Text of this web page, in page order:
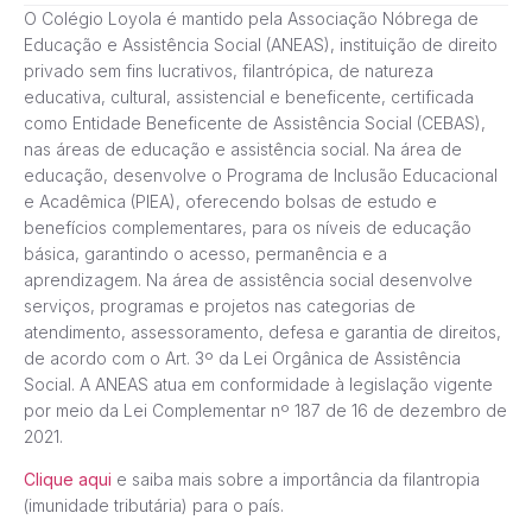
O Colégio Loyola é mantido pela Associação Nóbrega de
Educação e Assistência Social (ANEAS), instituição de direito
privado sem fins lucrativos, filantrópica, de natureza
educativa, cultural, assistencial e beneficente, certificada
como Entidade Beneficente de Assistência Social (CEBAS),
nas áreas de educação e assistência social. Na área de
educação, desenvolve o Programa de Inclusão Educacional
e Acadêmica (PIEA), oferecendo bolsas de estudo e
benefícios complementares, para os níveis de educação
básica, garantindo o acesso, permanência e a
aprendizagem. Na área de assistência social desenvolve
serviços, programas e projetos nas categorias de
atendimento, assessoramento, defesa e garantia de direitos,
de acordo com o Art. 3º da Lei Orgânica de Assistência
Social. A ANEAS atua em conformidade à legislação vigente
por meio da Lei Complementar nº 187 de 16 de dezembro de
2021.
Clique aqui e saiba mais sobre a importância da filantropia
(imunidade tributária) para o país.